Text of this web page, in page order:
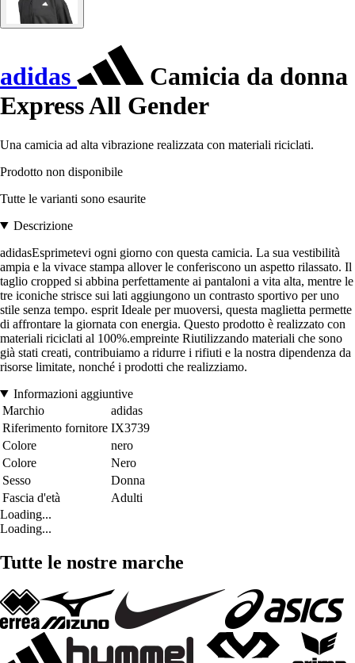
adidas
Camicia da donna
Express All Gender
Una camicia ad alta vibrazione realizzata con materiali riciclati.
Prodotto non disponibile
Tutte le varianti sono esaurite
Descrizione
adidasEsprimetevi ogni giorno con questa camicia. La sua vestibilità
ampia e la vivace stampa allover le conferiscono un aspetto rilassato. Il
taglio cropped si abbina perfettamente ai pantaloni a vita alta, mentre le
tre iconiche strisce sui lati aggiungono un contrasto sportivo per uno
stile senza tempo. esprit Ideale per muoversi, questa maglietta permette
di affrontare la giornata con energia. Questo prodotto è realizzato con
materiali riciclati al 100%.empreinte Riutilizzando materiali che sono
già stati creati, contribuiamo a ridurre i rifiuti e la nostra dipendenza da
risorse limitate, nonché i prodotti che realizziamo.
Informazioni aggiuntive
Marchio
adidas
Riferimento fornitore IX3739
Colore
nero
Colore
Nero
Sesso
Donna
Fascia d'età
Adulti
Loading...
Loading...
Tutte le nostre marche